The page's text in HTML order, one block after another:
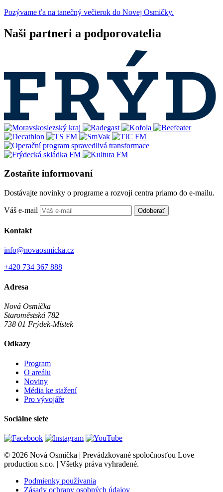
Pozývame ťa na tanečný večierok do Novej Osmičky.
Naši partneri a podporovatelia
Zostaňte informovaní
Dostávajte novinky o programe a rozvoji centra priamo do e-mailu.
Váš e-mail Odoberať
Kontakt
info@novaosmicka.cz
+420 734 367 888
Adresa
Nová Osmička
Staroměstská 782
738 01 Frýdek-Místek
Odkazy
Program
O areálu
Noviny
Média ke stažení
Pro vývojáře
Sociálne siete
© 2026 Nová Osmička | Prevádzkované spoločnosťou Love
production s.r.o. | Všetky práva vyhradené.
Podmienky používania
Zásady ochrany osobných údajov